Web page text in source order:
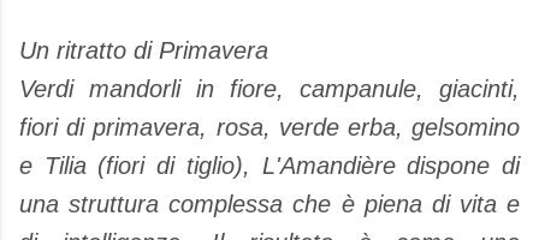
Un ritratto di Primavera
Verdi mandorli in fiore, campanule, giacinti,
fiori di primavera, rosa, verde erba, gelsomino
e Tilia (fiori di tiglio), L'Amandière dispone di
una struttura complessa che è piena di vita e